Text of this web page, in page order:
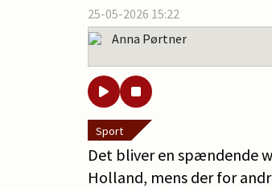
25-05-2026 15:22
Anna Pørtner
Sport
Det bliver en spændende
Holland, mens der for